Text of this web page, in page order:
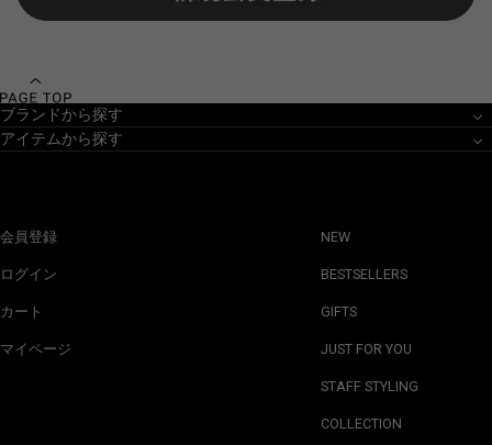
ブランドから探す
アイテムから探す
会員登録
ログイン
カート
マイページ
NEW
BESTSELLERS
GIFTS
JUST FOR YOU
STAFF STYLING
COLLECTION